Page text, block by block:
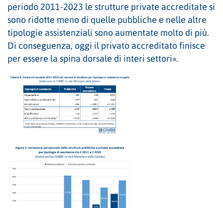
periodo 2011-2023 le strutture private accreditate si
sono ridotte meno di quelle pubbliche e nelle altre
tipologie assistenziali sono aumentate molto di più.
Di conseguenza, oggi il privato accreditato finisce
per essere la spina dorsale di interi settori».